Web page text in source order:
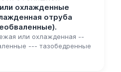
охлажденные
отруба
или охлажденная --
--- тазобедренные